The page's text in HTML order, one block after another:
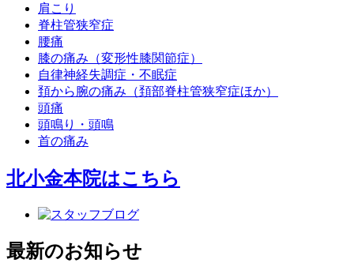
肩こり
脊柱管狭窄症
腰痛
膝の痛み（変形性膝関節症）
自律神経失調症・不眠症
頚から腕の痛み（頚部脊柱管狭窄症ほか）
頭痛
頭鳴り・頭鳴
首の痛み
北小金本院はこちら
最新のお知らせ